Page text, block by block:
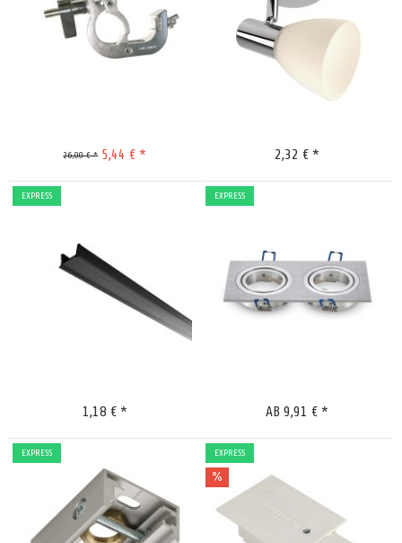
26,00 € * 5,44 € *
Merken
2,32 € *
EXPRESS
1,18 € *
EXPRESS
Merken
AB 9,91 € *
EXPRESS EXPRESS